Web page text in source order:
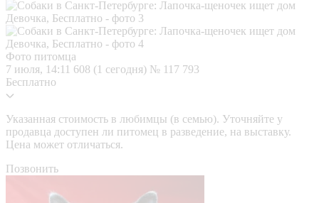
Фото питомца
7 июля, 14:11 608 (1 сегодня) № 117 793
Бесплатно
Указанная стоимость в любимцы (в семью). Уточняйте у
продавца доступен ли питомец в разведение, на выставку.
Цена может отличаться.
Позвонить